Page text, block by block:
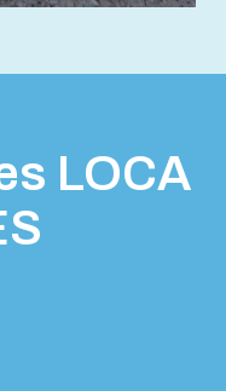
LOCA